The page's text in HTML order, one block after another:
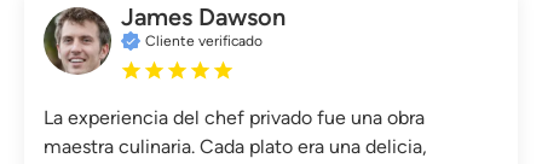
James Dawson
Cliente verificado
La experiencia del chef privado fue una obra
maestra culinaria. Cada plato era una delicia,